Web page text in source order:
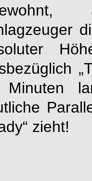
zieht!